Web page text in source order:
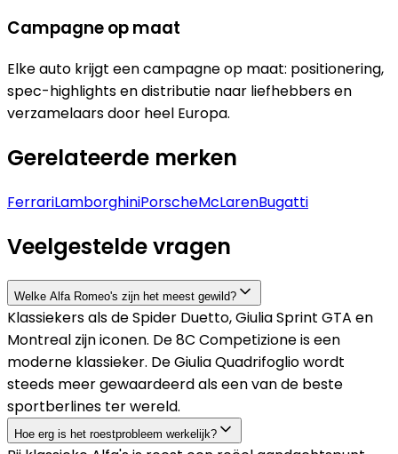
Campagne op maat
Elke auto krijgt een campagne op maat: positionering,
spec-highlights en distributie naar liefhebbers en
verzamelaars door heel Europa.
Gerelateerde merken
FerrariLamborghiniPorscheMcLarenBugatti
Veelgestelde vragen
Welke Alfa Romeo's zijn het meest gewild?
Klassiekers als de Spider Duetto, Giulia Sprint GTA en
Montreal zijn iconen. De 8C Competizione is een
moderne klassieker. De Giulia Quadrifoglio wordt
steeds meer gewaardeerd als een van de beste
sportberlines ter wereld.
Hoe erg is het roestprobleem werkelijk?